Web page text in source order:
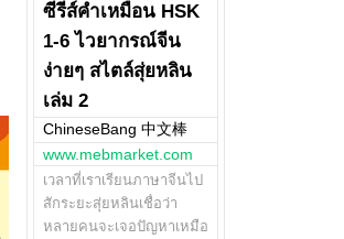
ซีรีส์คำเหมือน HSK
1-6 ไวยากรณ์จีน
ง่ายๆ สไตล์สุ่ยหลิน
เล่ม 2
ChineseBang 中文棒
www.mebmarket.com
เวลาที่เราเรียนภาษาจีนไป
สักระยะสุ่ยหลินเชื่อว่า
หลายคนจะเจอปัญหาเหมือ